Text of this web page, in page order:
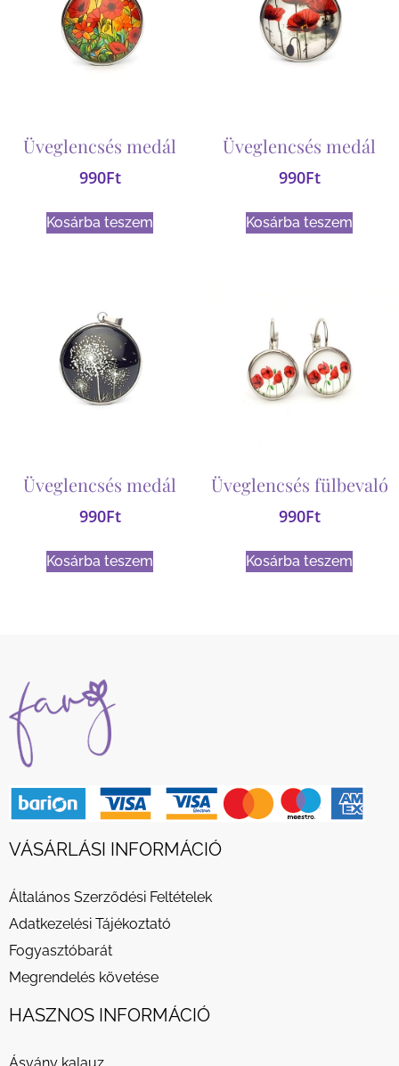
Üveglencsés medál
990Ft
Kosárba teszem
Üveglencsés medál
990Ft
Kosárba teszem
Üveglencsés medál
990Ft
Kosárba teszem
Üveglencsés fülbevaló
990Ft
Kosárba teszem
VÁSÁRLÁSI INFORMÁCIÓ
Általános Szerződési Feltételek
Adatkezelési Tájékoztató
Fogyasztóbarát
Megrendelés követése
HASZNOS INFORMÁCIÓ
Ásvány kalauz